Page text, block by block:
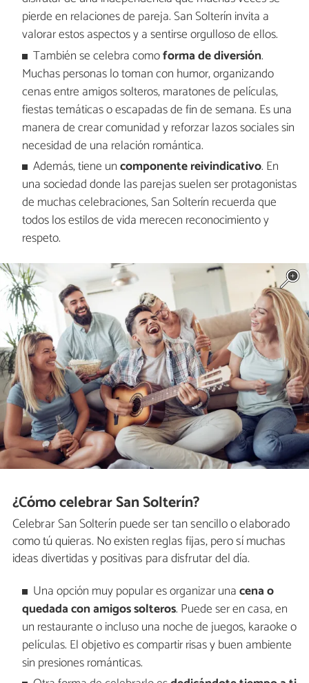
pierde en relaciones de pareja. San Solterín invita a
valorar estos aspectos y a sentirse orgulloso de ellos.
También se celebra comoforma de diversión.
Muchas personas lo toman con humor, organizando
cenas entre amigos solteros, maratones de películas,
fiestas temáticas o escapadas de fin de semana. Es una
manera de crear comunidad y reforzar lazos sociales sin
necesidad de una relación romántica.
Además, tiene uncomponente reivindicativo. En
una sociedad donde las parejas suelen ser protagonistas
de muchas celebraciones, San Solterín recuerda que
todos los estilos de vida merecen reconocimiento y
respeto.
¿Cómo celebrar San Solterín?
Celebrar San Solterín puede ser tan sencillo o elaborado
como tú quieras. No existen reglas fijas, pero sí muchas
ideas divertidas y positivas para disfrutar del día.
Una opción muy popular es organizar unacena o
quedada con amigos solteros. Puede ser en casa, en
un restaurante o incluso una noche de juegos, karaoke o
películas. El objetivo es compartir risas y buen ambiente
sin presiones románticas.